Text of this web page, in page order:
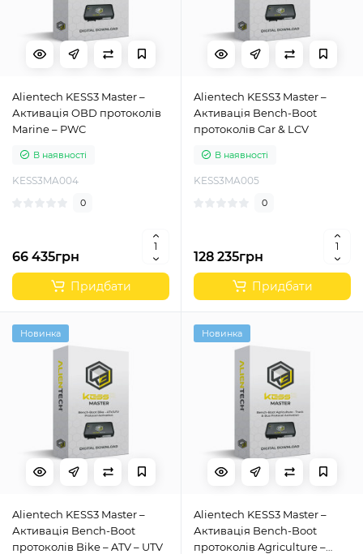
Alientech KESS3 Master –
Активація OBD протоколів
Marine – PWC
В наявності
KESS3MA004
0
66 435грн
Придбати
Alientech KESS3 Master –
Активація Bench-Boot
протоколів Car & LCV
В наявності
KESS3MA005
0
128 235грн
Придбати
Новинка
Alientech KESS3 Master –
Активація Bench-Boot
протоколів Bike – ATV – UTV
Новинка
Alientech KESS3 Master –
Активація Bench-Boot
протоколів Agriculture –